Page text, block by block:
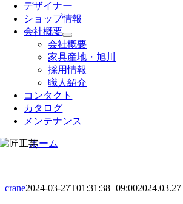
デザイナー
ショップ情報
会社概要
会社概要
家具産地・旭川
採用情報
職人紹介
コンタクト
カタログ
メンテナンス
ホーム
crane2024-03-27T01:31:38+09:002024.03.27|